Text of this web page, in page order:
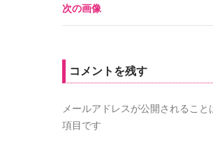
次の画像
コメントを残す
メールアドレスが公開されること
項目です